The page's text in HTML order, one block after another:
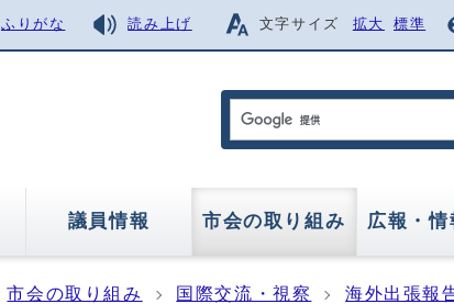
ふりがな 読み上げ 文字サイズ 拡大 標準
議員情報 市会の取り組み 広報・情
市会の取り組み 国際交流・視察 海外出張報